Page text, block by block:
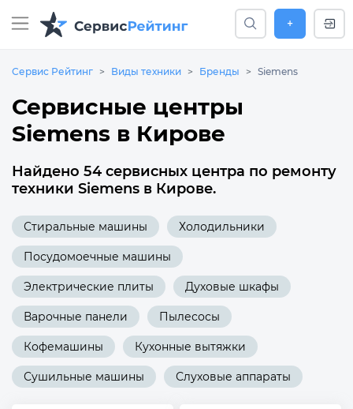
+
Сервис Рейтинг Виды техники Бренды Siemens
Сервисные центры
Siemens в Кирове
Найдено 54 сервисных центра по ремонту
техники Siemens в Кирове.
Стиральные машины Холодильники
Посудомоечные машины
Электрические плиты Духовые шкафы
Варочные панели Пылесосы
Кофемашины Кухонные вытяжки
Сушильные машины Слуховые аппараты